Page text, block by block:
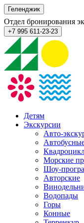
Геленджик
Отдел бронирования
+7 995 611-23-23
Детям
Экскурсии
Авто-
Морские
Шоу-
Авторские
Водопады
Горы
Конные